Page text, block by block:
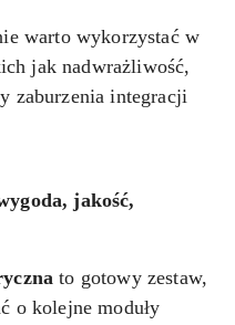
warto wykorzystać w
jak nadwrażliwość,
zaburzenia integracji
jakość,
to gotowy zestaw,
o kolejne moduły